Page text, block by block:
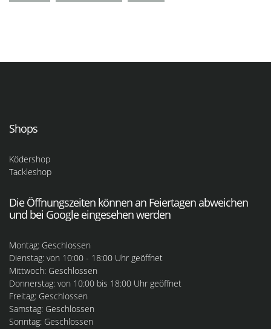
Shops
Ködershop
Tackleshop
Die Öffnungszeiten können an Feiertagen abweichen
und bei Google eingesehen werden
Montag: Geschlossen
Dienstag: von 10:00 - 18:00 Uhr geöffnet
Mittwoch: Geschlossen
Donnerstag: von 10:00 bis 18:00 Uhr geöffnet
Freitag: Geschlossen
Samstag: Geschlossen
Sonntag: Geschlossen